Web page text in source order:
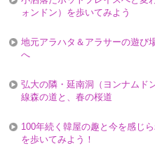
ォンドン）を歩いてみよう
地元アラハタ＆アラサーの遊び
へ
弘大の隣・延南洞（ヨンナムド
線森の道と、春の桜道
100年続く韓屋の趣と今を感じ
を歩いてみよう！